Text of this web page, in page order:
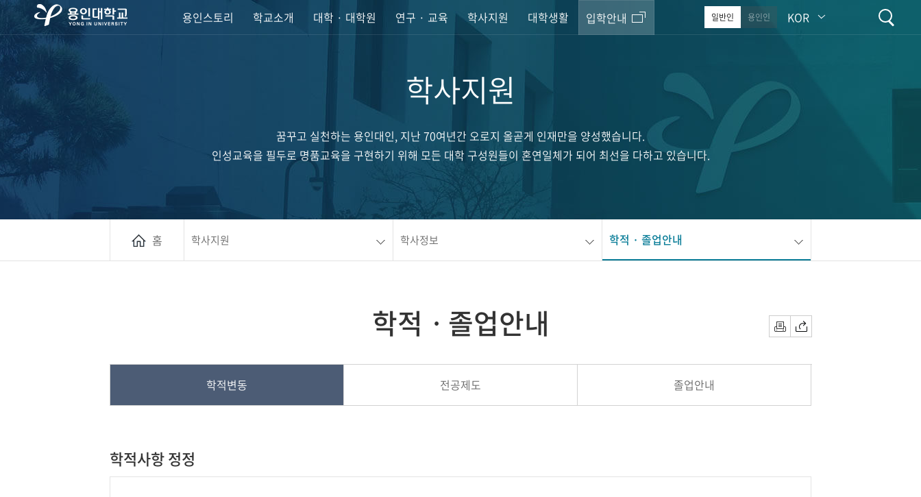
용인스토리 학교소개 대학 · 대학원 연구 · 교육 학사지원 대학생활 입학안내 일반인 용인인 KOR
학사지원
꿈꾸고 실천하는 용인대인, 지난 70여년간 오로지 올곧게 인재만을 양성했습니다.
인성교육을 필두로 명품교육을 구현하기 위해 모든 대학 구성원들이 혼연일체가 되어 최선을 다하고 있습니다.
홈 학사지원 학사정보 학적 · 졸업안내
인쇄 공유하기
학적ㆍ졸업안내
학적변동 전공제도 졸업안내
학적사항 정정